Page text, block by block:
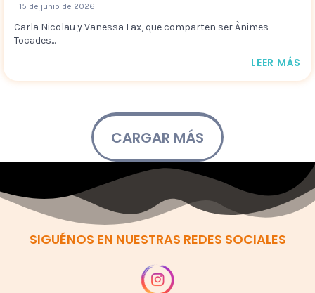
15 de junio de 2026
Carla Nicolau y Vanessa Lax, que comparten ser Ànimes
Tocades...
LEER MÁS
CARGAR MÁS
SIGUÉNOS EN NUESTRAS REDES SOCIALES